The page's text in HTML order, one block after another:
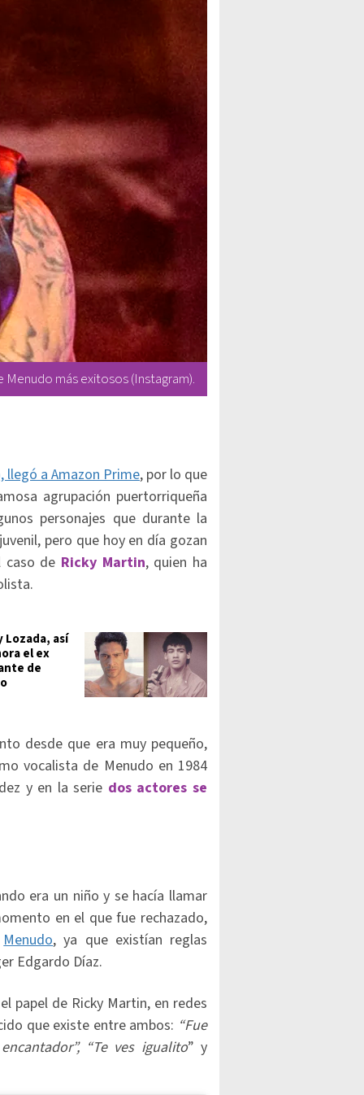
Menudo más exitosos (Instagram).
llegó a Amazon Prime, por lo que
agrupación puertorriqueña
personajes que durante la
pero que hoy en día gozan
de Ricky Martin, quien ha
Lozada, así
el ex
de
desde que era muy pequeño,
vocalista de Menudo en 1984
y en la serie dos actores se
era un niño y se hacía llamar
en el que fue rechazado,
Menudo, ya que existían reglas
Edgardo Díaz.
papel de Ricky Martin, en redes
que existe entre ambos: “Fue
“Te ves igualito” y